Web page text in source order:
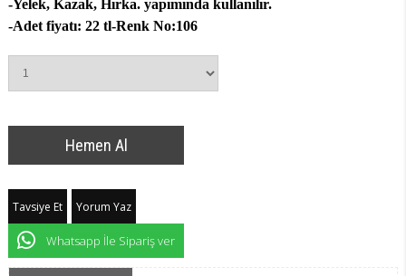
-Yelek, Kazak, Hırka. yapımında kullanılır.
-Adet fiyatı: 22 tl-Renk No:106
Tavsiye Et Yorum Yaz
Whatsapp İle Sipariş ver